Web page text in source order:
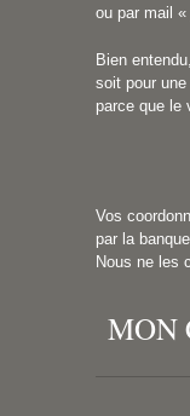
ou par mail «
Bien
soit pour
parce que le
Vos
par la
Nous ne les
MON